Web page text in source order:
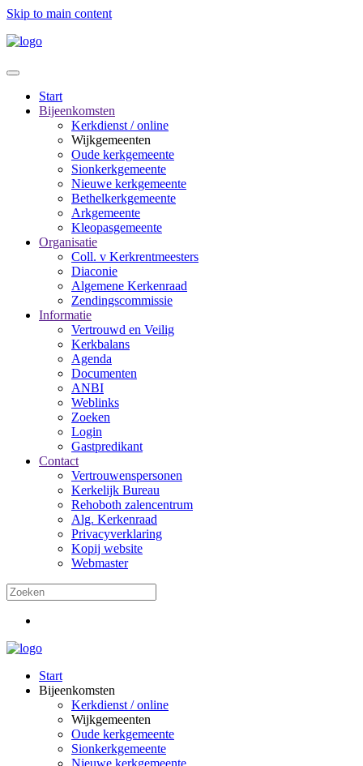
Skip to main content
Start
Bijeenkomsten
Kerkdienst / online
Wijkgemeenten
Oude kerkgemeente
Sionkerkgemeente
Nieuwe kerkgemeente
Bethelkerkgemeente
Arkgemeente
Kleopasgemeente
Organisatie
Coll. v Kerkrentmeesters
Diaconie
Algemene Kerkenraad
Zendingscommissie
Informatie
Vertrouwd en Veilig
Kerkbalans
Agenda
Documenten
ANBI
Weblinks
Zoeken
Login
Gastpredikant
Contact
Vertrouwenspersonen
Kerkelijk Bureau
Rehoboth zalencentrum
Alg. Kerkenraad
Privacyverklaring
Kopij website
Webmaster
Start
Bijeenkomsten
Kerkdienst / online
Wijkgemeenten
Oude kerkgemeente
Sionkerkgemeente
Nieuwe kerkgemeente